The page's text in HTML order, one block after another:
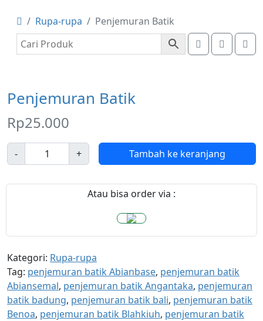
Rupa-rupa
Penjemuran Batik
Account
Penjemuran Batik
Rp25.000
-
J
u
+ Tambah ke keranjang
Atau bisa order via :
Kategori: Rupa-rupa
Tag: penjemuran batik Abianbase, penjemuran batik
Abiansemal, penjemuran batik Angantaka, penjemuran
batik badung, penjemuran batik bali, penjemuran batik
Benoa, penjemuran batik Blahkiuh, penjemuran batik